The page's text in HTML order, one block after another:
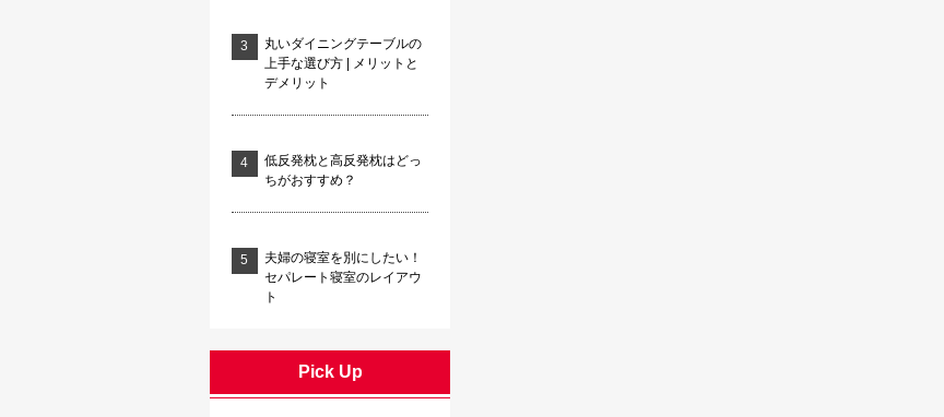
丸いダイニングテーブルの
上手な選び方 | メリットと
デメリット
低反発枕と高反発枕はどっ
ちがおすすめ？
夫婦の寝室を別にしたい！
セパレート寝室のレイアウ
ト
Pick Up